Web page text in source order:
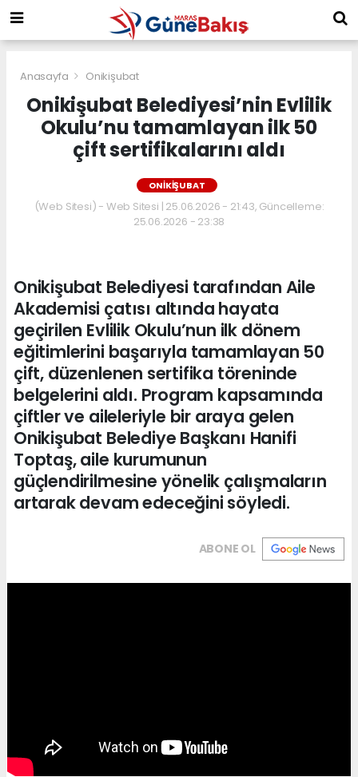
Anasayfa Onikişubat
Onikişubat Belediyesi’nin Evlilik
Okulu’nu tamamlayan ilk 50
çift sertifikalarını aldı
ONIKIŞUBAT
(Web Sitesi) - Web Sitesi | 25.06.2026 - 21:43, Güncelleme:
25.06.2026 - 23:38
Onikişubat Belediyesi tarafından Aile
Akademisi çatısı altında hayata
geçirilen Evlilik Okulu’nun ilk dönem
eğitimlerini başarıyla tamamlayan 50
çift, düzenlenen sertifika töreninde
belgelerini aldı. Program kapsamında
çiftler ve aileleriyle bir araya gelen
Onikişubat Belediye Başkanı Hanifi
Toptaş, aile kurumunun
güçlendirilmesine yönelik çalışmaların
artarak devam edeceğini söyledi.
ABONE OL